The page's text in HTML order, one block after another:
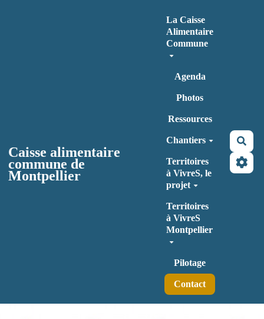
Caisse alimentaire
commune de
Montpellier
La Caisse
Alimentaire
Commune
Agenda
Photos
Ressources
Chantiers
Territoires
à VivreS, le
projet
Territoires
à VivreS
Montpellier
Pilotage
Contact